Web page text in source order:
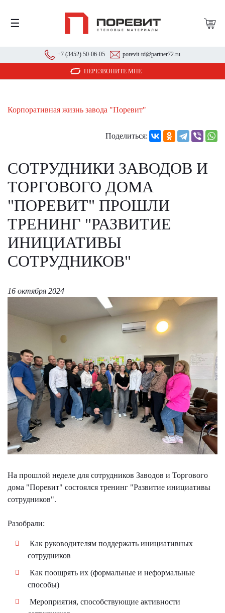
☰
+7 (3452) 50-06-05 porevit-td@partner72.ru
ПЕРЕЗВОНИТЕ МНЕ
Корпоративная жизнь завода "Поревит"
Поделиться:
СОТРУДНИКИ ЗАВОДОВ И
ТОРГОВОГО ДОМА
"ПОРЕВИТ" ПРОШЛИ
ТРЕНИНГ "РАЗВИТИЕ
ИНИЦИАТИВЫ
СОТРУДНИКОВ"
16 октября 2024
На прошлой неделе для сотрудников Заводов и Торгового
дома "Поревит" состоялся тренинг "Развитие инициативы
сотрудников".
Разобрали:
Как руководителям поддержать инициативных
сотрудников
Как поощрять их (формальные и неформальные
способы)
Мероприятия, способствующие активности